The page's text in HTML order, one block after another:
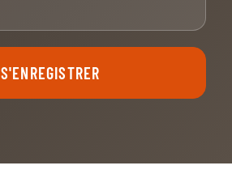
S'ENREGISTRER